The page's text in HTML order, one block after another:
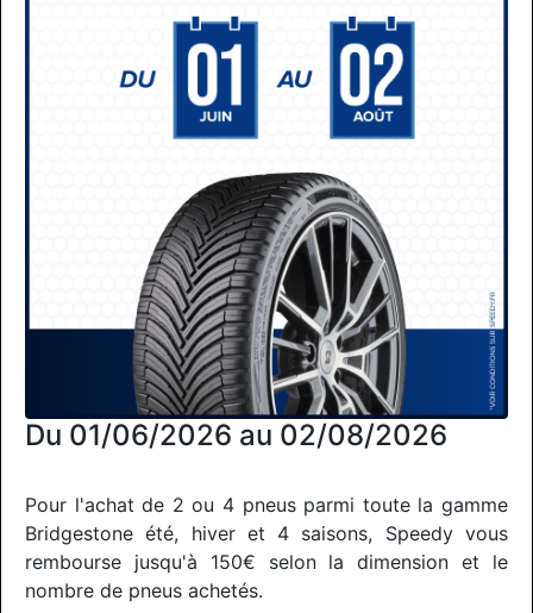
Du 01/06/2026 au 02/08/2026
Pour l'achat de 2 ou 4 pneus parmi toute la gamme
Bridgestone été, hiver et 4 saisons, Speedy vous
rembourse jusqu'à 150€ selon la dimension et le
nombre de pneus achetés.